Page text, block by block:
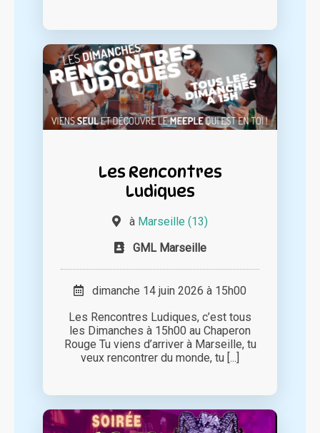
Les Rencontres
Ludiques
à Marseille (13)
GML Marseille
dimanche 14 juin 2026 à 15h00
Les Rencontres Ludiques, c’est tous
les Dimanches à 15h00 au Chaperon
Rouge Tu viens d’arriver à Marseille, tu
veux rencontrer du monde, tu [...]